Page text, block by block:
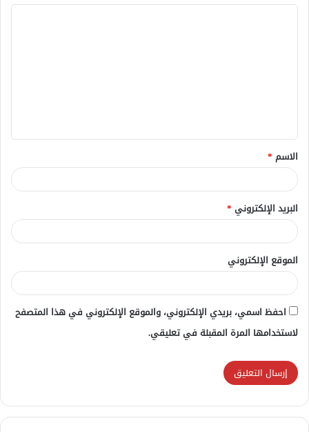
ق
*
الاسم *
البريد الإلكتروني *
الموقع الإلكتروني
احفظ اسمي، بريدي الإلكتروني، والموقع الإلكتروني في هذا المتصفح
لاستخدامها المرة المقبلة في تعليقي.